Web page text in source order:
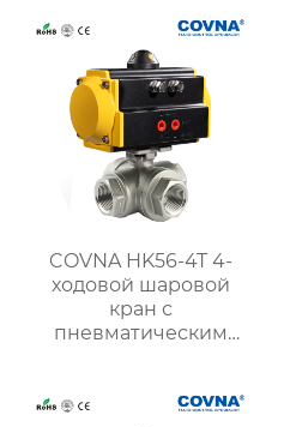
COVNA HK56-4T 4-
ходовой шаровой
кран с
пневматическим